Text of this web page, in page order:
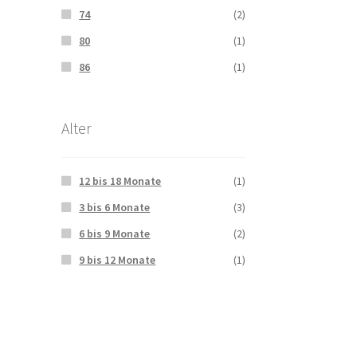
74
(2)
80
(1)
86
(1)
Alter
12 bis 18 Monate
(1)
3 bis 6 Monate
(3)
6 bis 9 Monate
(2)
9 bis 12 Monate
(1)